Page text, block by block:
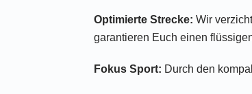
Optimierte Strecke: Wir
garantieren Euch einen
Fokus Sport: Durch den